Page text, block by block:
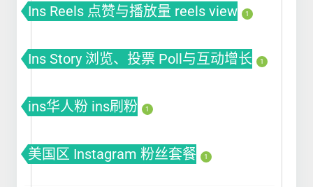
Ins Reels 点赞与播放量 reels view 1
Ins Story 浏览、投票 Poll与互动增长 1
ins华人粉 ins刷粉 1
美国区 Instagram 粉丝套餐 1